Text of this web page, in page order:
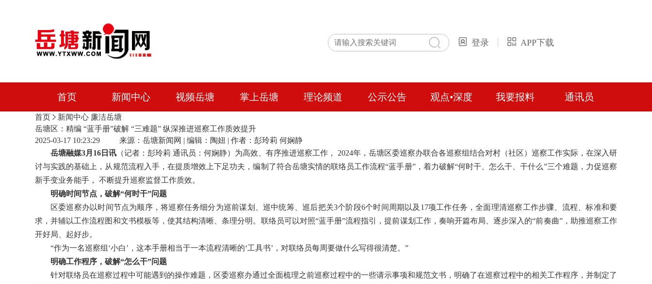
登录 APP下载
首页 新闻中心 视频岳塘 掌上岳塘 理论频道 公示公告 观点•深度 我要报料 通讯员
首页 新闻中心 廉洁岳塘
岳塘区：精编 “蓝手册”破解 “三难题” 纵深推进巡察工作质效提升
2025-03-17 10:23:29 来源：岳塘新闻网 | 编辑：陶妞 | 作者：彭玲莉 何娴静
岳塘融媒3月16日讯 （记者：彭玲莉 通讯员：何娴静）为高效、有序推进巡察工作， 2024年，岳塘区委巡察办联合各巡察组结合对村（社区）巡察工作实际，在深入研
讨与实践的基础上，从规范流程入手，在提质增效上下足功夫，编制了符合岳塘实情的联络员工作流程“蓝手册”，着力破解“何时干、怎么干、干什么”三个难题，力促巡察
新手变业务能手， 不断提升巡察监督工作质效。
明确时间节点，破解“何时干”问题
区委巡察办以时间节点为顺序，将巡察任务细分为巡前谋划、巡中统筹、巡后把关3个阶段6个时间周期以及17项工作任务，全面理清巡察工作步骤、流程、标准和要
求，并辅以工作流程图和文书模板等，使其结构清晰、条理分明。联络员可以对照“蓝手册”流程指引，提前谋划工作，奏响开篇布局、逐步深入的“前奏曲”，助推巡察工作
开好局、起好步。
“作为一名巡察组‘小白’，这本手册相当于一本流程清晰的‘工具书’，对联络员每周要做什么写得很清楚。”
明确工作程序，破解“怎么干”问题
针对联络员在巡察过程中可能遇到的操作难题，区委巡察办通过全面梳理之前巡察过程中的一些请示事项和规范文书，明确了在巡察过程中的相关工作程序，并制定了